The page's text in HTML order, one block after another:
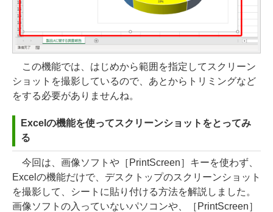
この機能では、はじめから範囲を指定してスクリーン
ショットを撮影しているので、あとからトリミングなど
をする必要がありませんね。
Excelの機能を使ってスクリーンショットをとってみ
る
今回は、画像ソフトや［PrintScreen］キーを使わず、
Excelの機能だけで、デスクトップのスクリーンショット
を撮影して、シートに貼り付ける方法を解説しました。
画像ソフトの入っていないパソコンや、［PrintScreen］